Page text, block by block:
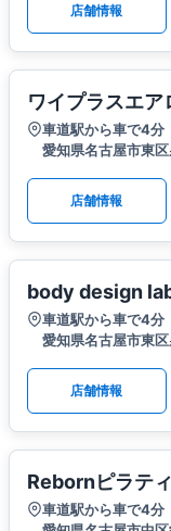
店舗情報
ワイプラスエア
車道駅から車で4分
愛知県名古屋市東
店舗情報
body design
車道駅から車で4分
愛知県名古屋市東
店舗情報
Rebornピラテ
車道駅から車で4分